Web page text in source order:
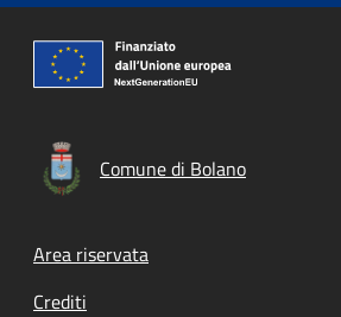
Comune di Bolano
Footer menu
Area riservata
Crediti